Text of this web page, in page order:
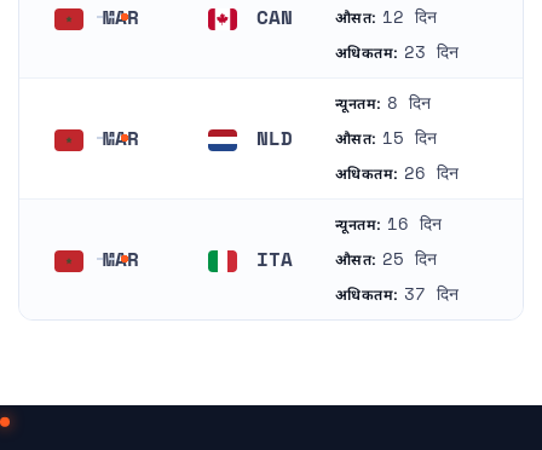
MAR CAN औसत: 12 दिन
अधिकतम: 23 दिन
MAR NLD
न्यूनतम: 8 दिन
औसत: 15 दिन
अधिकतम: 26 दिन
MAR ITA
न्यूनतम: 16 दिन
औसत: 25 दिन
अधिकतम: 37 दिन